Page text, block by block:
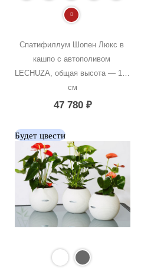
Спатифиллум Шопен Люкс в
кашпо с автополивом
LECHUZA, общая высота — 140
см
47 780 ₽
Будет цвести